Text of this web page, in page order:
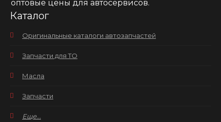
оптовые цены для автосервисов.
Каталог
Оригинальные каталоги автозапчастей
Запчасти для ТО
Масла
Запчасти
Еще...